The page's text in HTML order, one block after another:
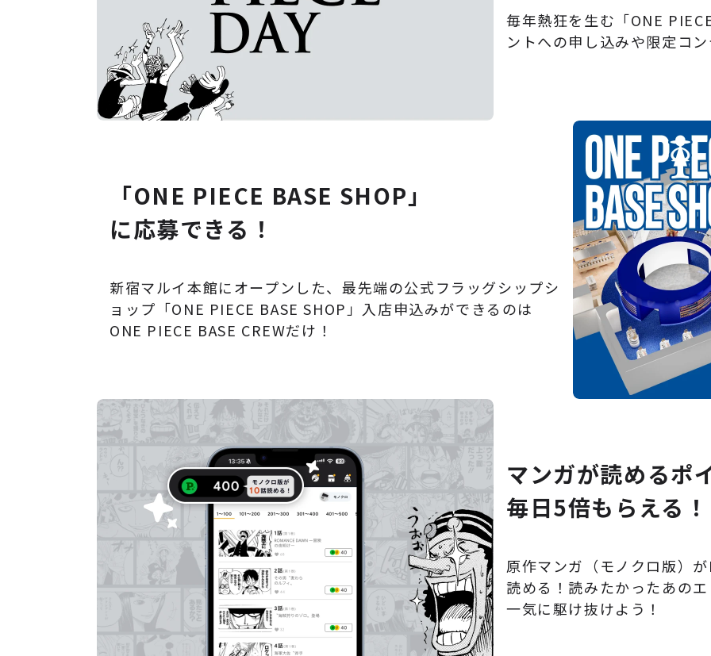
毎年熱狂を生む「ONE
ントへの申し込みや限定コ
「ONE PIECE BASE SHOP」
に応募できる！
新宿マルイ本館にオープンした、最先端の公式フラッグシップシ
ョップ「ONE PIECE BASE SHOP」入店申込みができるのは
ONE PIECE BASE CREWだけ！
マンガが読めるポ
毎日5倍もらえる！
原作マンガ（モノクロ版）
読める！読みたかったあの
一気に駆け抜けよう！